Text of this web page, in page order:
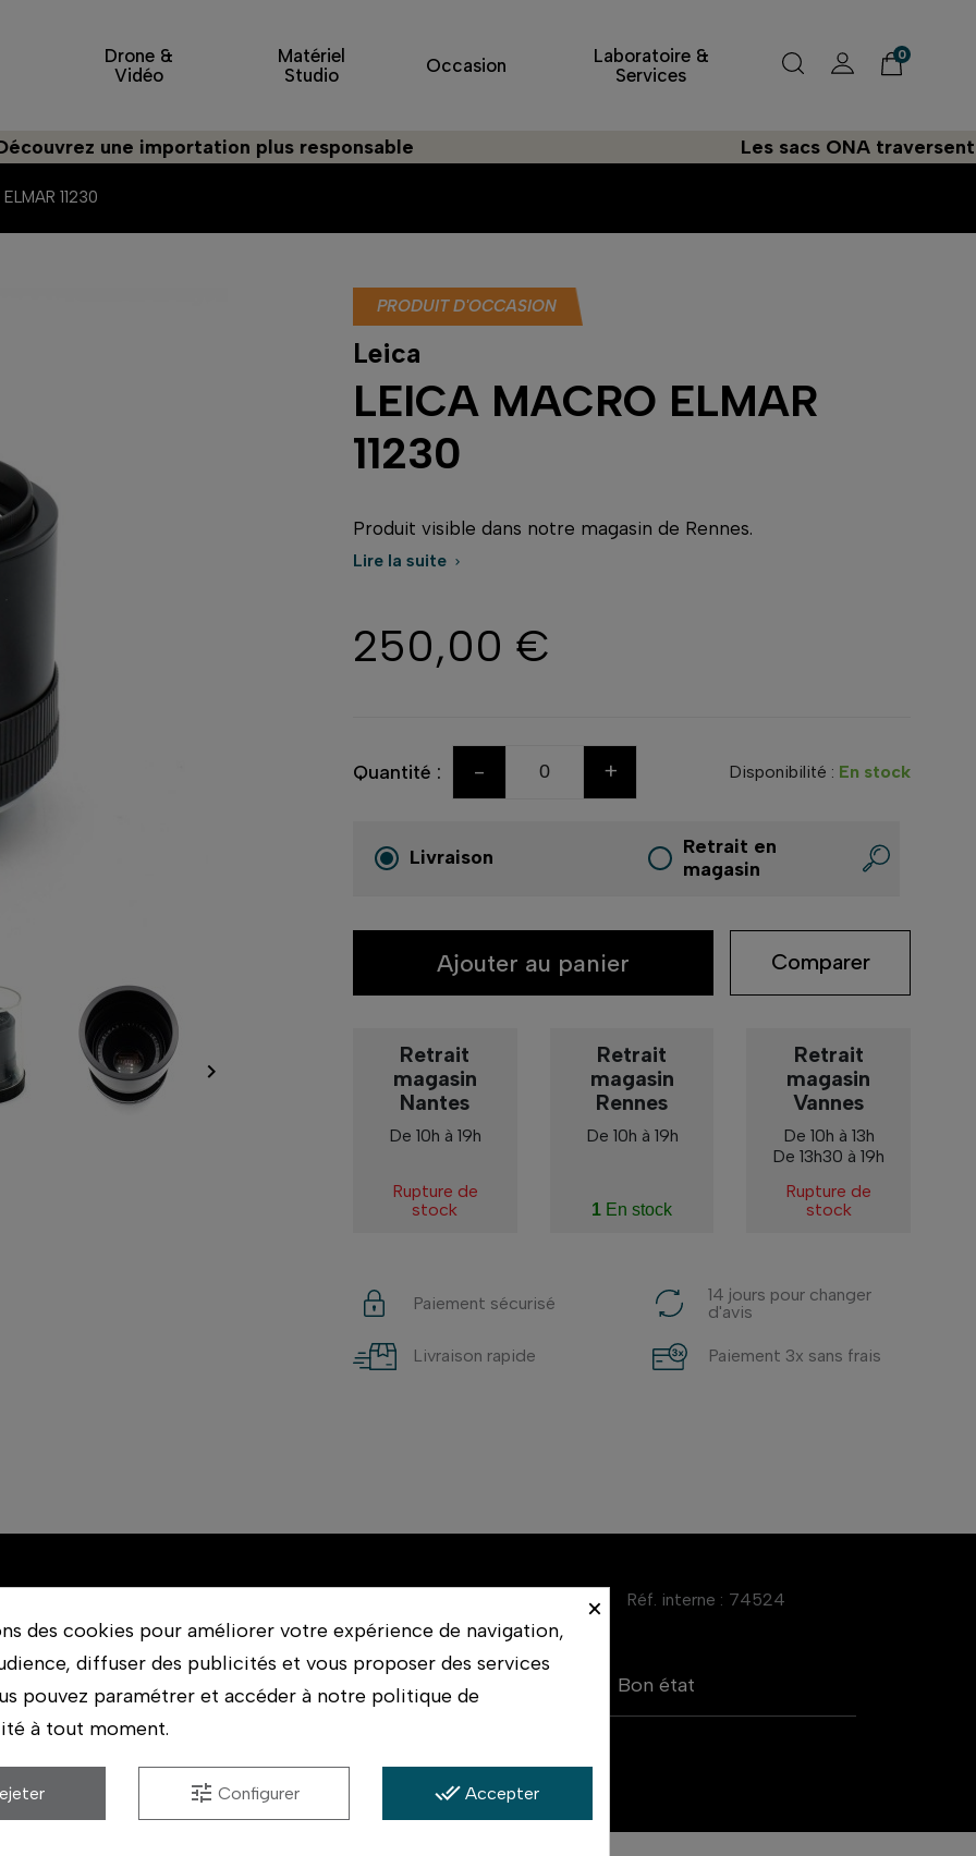
Drone &
Vidéo
Matériel
Studio
Occasion
Laboratoire &
Services
0
une importation plus responsable Les sacs ONA traversent
11230

PRODUIT D'OCCASION
Leica
LEICA MACRO ELMAR
11230
Produit visible dans notre magasin de Rennes.
Lire la suite 
250,00 €
Quantité : - + Disponibilité : En stock
Livraison
Retrait en
magasin
Ajouter au panier Comparer
Retrait
magasin
Nantes
De 10h à 19h
Rupture de
stock
Retrait
magasin
Rennes
De 10h à 19h
1 En stock
Retrait
magasin
Vannes
De 10h à 13h
De 13h30 à 19h
Rupture de
stock
Paiement sécurisé
14 jours pour changer
d'avis
Livraison rapide Paiement 3x sans frais
Réf. interne : 74524
État (Occasion) Bon état
×
des cookies pour améliorer votre expérience de navigation,
diffuser des publicités et vous proposer des services
pouvez paramétrer et accéder à notre politique de
à tout moment.
tune Configurer done_all Accepter